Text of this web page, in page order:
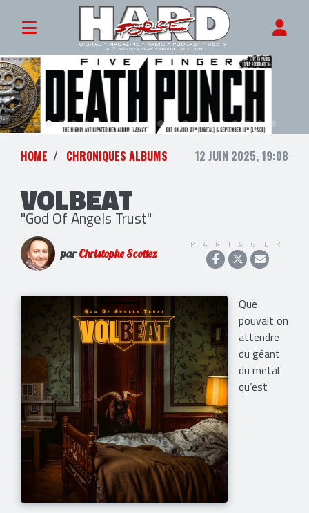
HOME CHRONIQUES ALBUMS 12 JUIN 2025, 19:08
VOLBEAT
"God Of Angels Trust"
parChristophe Scottez
PARTAGER
Que
pouvait on
attendre
du géant
du metal
qu’est